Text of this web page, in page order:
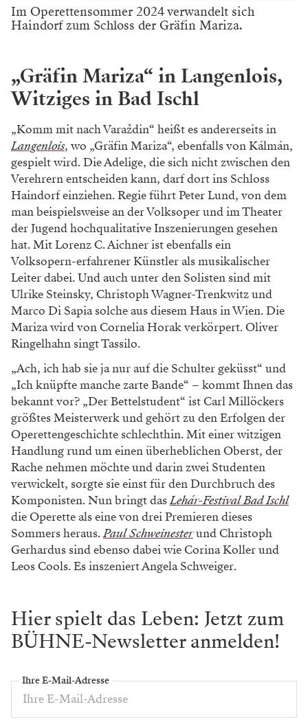
Im Operettensommer 2024 verwandelt sich
Haindorf zum Schloss der Gräfin Mariza.
„Gräfin Mariza“ in Langenlois,
Witziges in Bad Ischl
„Komm mit nach Varaždin“ heißt es andererseits in
Langenlois, wo „Gräfin Mariza“, ebenfalls von Kálmán,
gespielt wird. Die Adelige, die sich nicht zwischen den
Verehrern entscheiden kann, darf dort ins Schloss
Haindorf einziehen. Regie führt Peter Lund, von dem
man beispielsweise an der Volksoper und im Theater
der Jugend hochqualitative Inszenierungen gesehen
hat. Mit Lorenz C. Aichner ist ebenfalls ein
Volksopern-erfahrener Künstler als musikalischer
Leiter dabei. Und auch unter den Solisten sind mit
Ulrike Steinsky, Christoph Wagner-Trenkwitz und
Marco Di Sapia solche aus diesem Haus in Wien. Die
Mariza wird von Cornelia Horak verkörpert. Oliver
Ringelhahn singt Tassilo.
„Ach, ich hab sie ja nur auf die Schulter geküsst“ und
„Ich knüpfte manche zarte Bande“ – kommt Ihnen das
bekannt vor? „Der Bettelstudent“ ist Carl Millöckers
größtes Meisterwerk und gehört zu den Erfolgen der
Operettengeschichte schlechthin. Mit einer witzigen
Handlung rund um einen überheblichen Oberst, der
Rache nehmen möchte und darin zwei Studenten
verwickelt, sorgte sie einst für den Durchbruch des
Komponisten. Nun bringt dasLehár-Festival Bad Ischl
die Operette als eine von drei Premieren dieses
Sommers heraus.Paul Schweinesterund Christoph
Gerhardus sind ebenso dabei wie Corina Koller und
Leos Cools. Es inszeniert Angela Schweiger.
Hier spielt das Leben: Jetzt zum
BÜHNE-Newsletter anmelden!
Ihre E-Mail-Adresse